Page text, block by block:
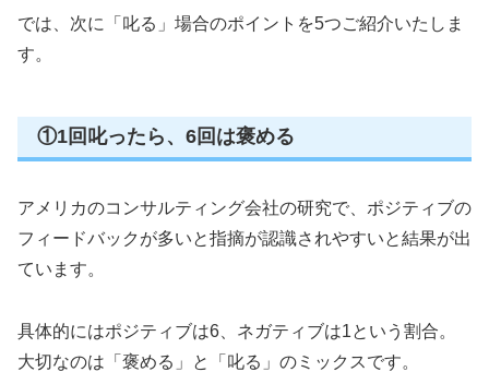
では、次に「叱る」場合のポイントを5つご紹介いたしま
す。
①1回叱ったら、6回は褒める
アメリカのコンサルティング会社の研究で、ポジティブの
フィードバックが多いと指摘が認識されやすいと結果が出
ています。
具体的にはポジティブは6、ネガティブは1という割合。
大切なのは「褒める」と「叱る」のミックスです。